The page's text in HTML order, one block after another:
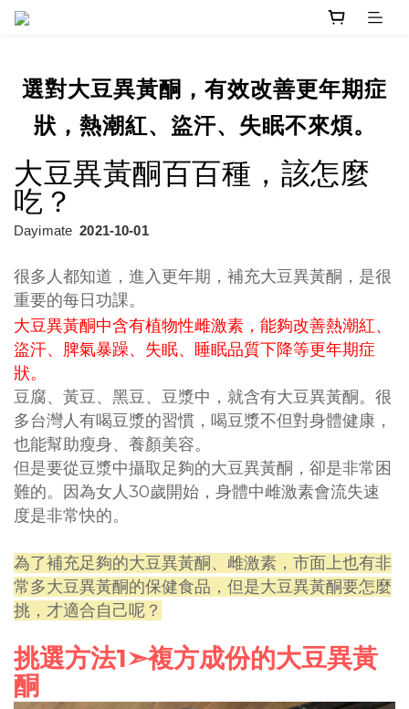
選對大豆異黃酮，有效改善更年期症
狀，熱潮紅、盜汗、失眠不來煩。
大豆異黃酮百百種，該怎麼
吃？
Dayimate 2021-10-01
很多人都知道，進入更年期，補充大豆異黃酮，是很
重要的每日功課。
大豆異黃酮中含有植物性雌激素，能夠改善熱潮紅、
盜汗、脾氣暴躁、失眠、睡眠品質下降等更年期症
狀。
豆腐、黃豆、黑豆、豆漿中，就含有大豆異黃酮。很
多台灣人有喝豆漿的習慣，喝豆漿不但對身體健康，
也能幫助瘦身、養顏美容。
但是要從豆漿中攝取足夠的大豆異黃酮，卻是非常困
難的。因為女人30歲開始，身體中雌激素會流失速
度是非常快的。
為了補充足夠的大豆異黃酮、雌激素，市面上也有非
常多大豆異黃酮的保健食品，但是大豆異黃酮要怎麼
挑，才適合自己呢？
挑選方法1➣複方成份的大豆異黃
酮